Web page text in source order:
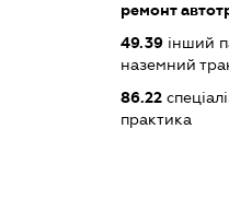
ремонт
49.39 інший
наземний
86.22
практика